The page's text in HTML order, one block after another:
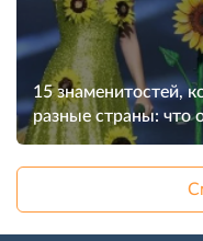
15 знаменитостей,
разные страны: что